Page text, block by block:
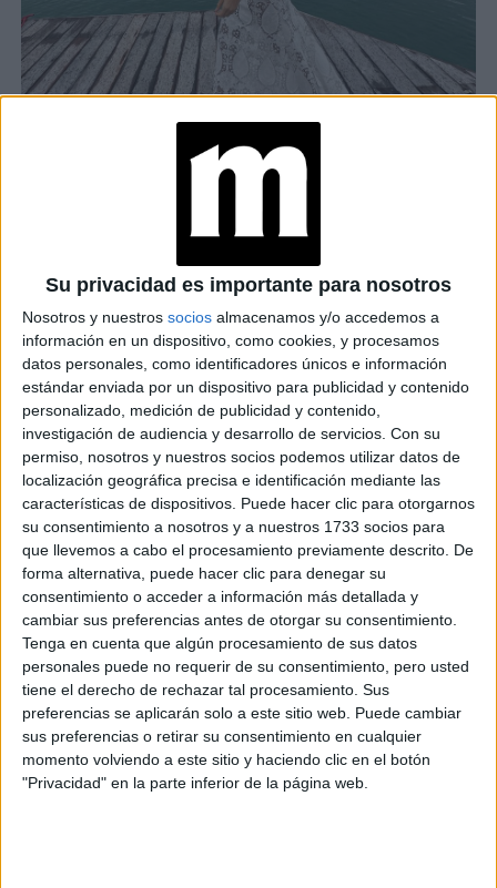
Su privacidad es importante para nosotros
Nosotros y nuestros socios almacenamos y/o accedemos a
información en un dispositivo, como cookies, y procesamos
datos personales, como identificadores únicos e información
estándar enviada por un dispositivo para publicidad y contenido
personalizado, medición de publicidad y contenido,
investigación de audiencia y desarrollo de servicios. Con su
permiso, nosotros y nuestros socios podemos utilizar datos de
localización geográfica precisa e identificación mediante las
características de dispositivos. Puede hacer clic para otorgarnos
su consentimiento a nosotros y a nuestros 1733 socios para
que llevemos a cabo el procesamiento previamente descrito. De
forma alternativa, puede hacer clic para denegar su
consentimiento o acceder a información más detallada y
cambiar sus preferencias antes de otorgar su consentimiento.
Tenga en cuenta que algún procesamiento de sus datos
personales puede no requerir de su consentimiento, pero usted
tiene el derecho de rechazar tal procesamiento. Sus
preferencias se aplicarán solo a este sitio web. Puede cambiar
sus preferencias o retirar su consentimiento en cualquier
momento volviendo a este sitio y haciendo clic en el botón
"Privacidad" en la parte inferior de la página web.
ZARA NAIRA BRILLÓ EN LA CROISETTE.
TAMBIÉN TE PUEDE INTERESAR
ESTILO ARGENTINO
EN CANNES: LOS
LOOKS DE ZAIRA
NARA EN EL
FESTIVAL DE CINE
MAKE UP: CÓMO
CONSEGUIR EL LOOK
DE LILY-ROSE DEPP
DE CANNES
LOS 5 LOOKS DE
CANNES QUE
BRILLARON CON
SUS ESTRELLAS